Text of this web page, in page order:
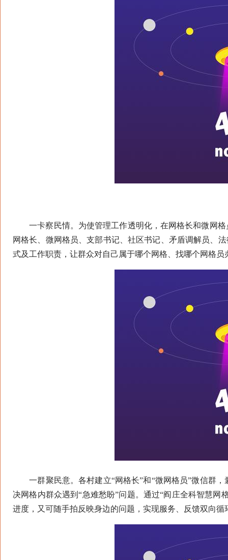
一卡察民情。为使管理工作透明化，在网格长和微网格
网格长、微网格员、支部书记、社区书记、矛盾调解员、
式及工作职责，让群众对自己属于哪个网格、找哪个网格
一群聚民意。各村建立“网格长”和“微网格员”微信群，
决网格内群众遇到“急难愁盼”问题。通过“阎庄全科智慧
进度，又可随手拍反映身边的问题，实现服务、反馈双向循